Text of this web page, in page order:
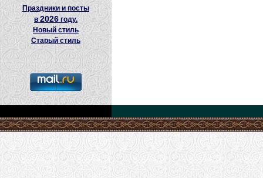
Праздники и посты
в2026 году.
Новый стиль
Старый стиль